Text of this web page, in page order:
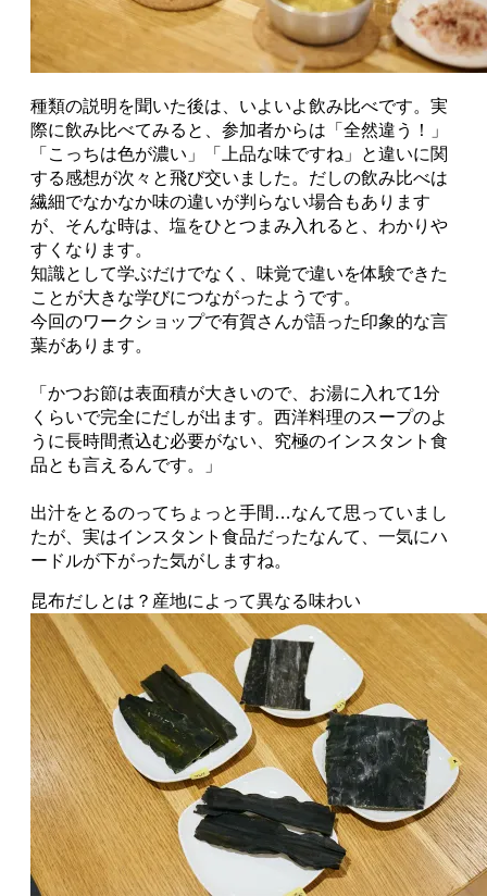
種類の説明を聞いた後は、いよいよ飲み比べです。実
際に飲み比べてみると、参加者からは「全然違う！」
「こっちは色が濃い」「上品な味ですね」と違いに関
する感想が次々と飛び交いました。だしの飲み比べは
繊細でなかなか味の違いが判らない場合もあります
が、そんな時は、塩をひとつまみ入れると、わかりや
すくなります。
知識として学ぶだけでなく、味覚で違いを体験できた
ことが大きな学びにつながったようです。
今回のワークショップで有賀さんが語った印象的な言
葉があります。
「かつお節は表面積が大きいので、お湯に入れて1分
くらいで完全にだしが出ます。西洋料理のスープのよ
うに長時間煮込む必要がない、究極のインスタント食
品とも言えるんです。」
出汁をとるのってちょっと手間…なんて思っていまし
たが、実はインスタント食品だったなんて、一気にハ
ードルが下がった気がしますね。
昆布だしとは？産地によって異なる味わい